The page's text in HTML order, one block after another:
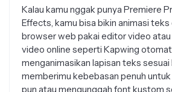
Effects, kamu bisa bikin animasi teks
browser web pakai editor video atau
video online seperti Kapwing
menganimasikan lapisan teks sesuai
memberimu kebebasan penuh untuk
pun atau mengunggah font kustom